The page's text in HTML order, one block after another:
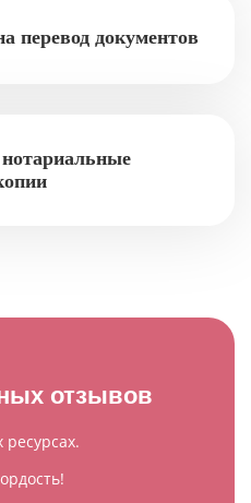
перевод документов
отзывов